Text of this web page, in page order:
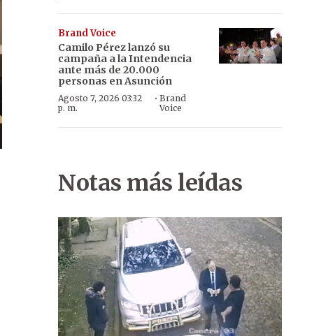
Brand Voice
Camilo Pérez lanzó su
campaña a la Intendencia
ante más de 20.000
personas en Asunción
Agosto 7, 2026 03:32
p. m.
· Brand
Voice
Notas más leídas